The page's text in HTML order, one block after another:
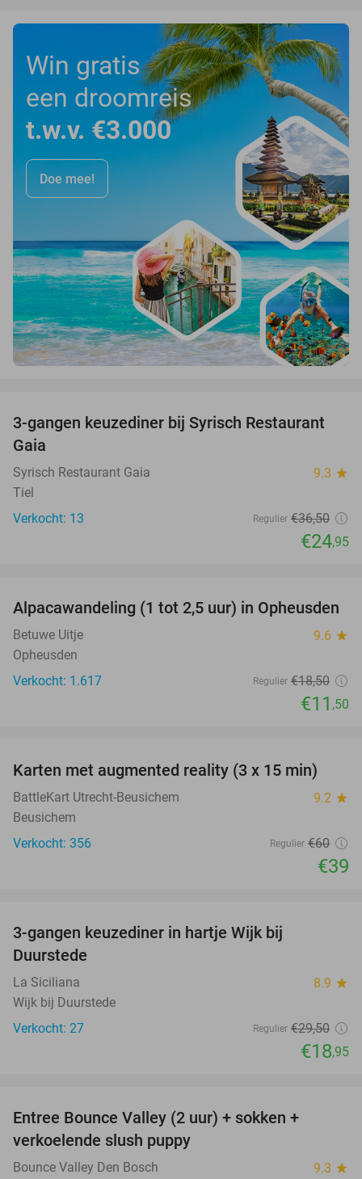
Win gratis
een droomreis
t.w.v. €3.000
Doe mee!
32%
3-gangen keuzediner bij Syrisch Restaurant
Gaia
Syrisch Restaurant Gaia 9.3 star
Tiel
Verkocht: 13
Regulier €36,50
€24,95
38%
Alpacawandeling (1 tot 2,5 uur) in Opheusden
Betuwe Uitje 9.6 star
Opheusden
Verkocht: 1.617
Regulier €18,50
€11 ,50
35%
Karten met augmented reality (3 x 15 min)
BattleKart Utrecht-Beusichem 9.2 star
Beusichem
Verkocht: 356
Regulier €60
€39
3-gangen keuzediner in hartje Wijk bij
Duurstede
La Siciliana 8.9 star
Wijk bij Duurstede
Verkocht: 27
Regulier €29,50
€18,95
Entree Bounce Valley (2 uur) + sokken +
verkoelende slush puppy
Bounce Valley Den Bosch 9.3 star